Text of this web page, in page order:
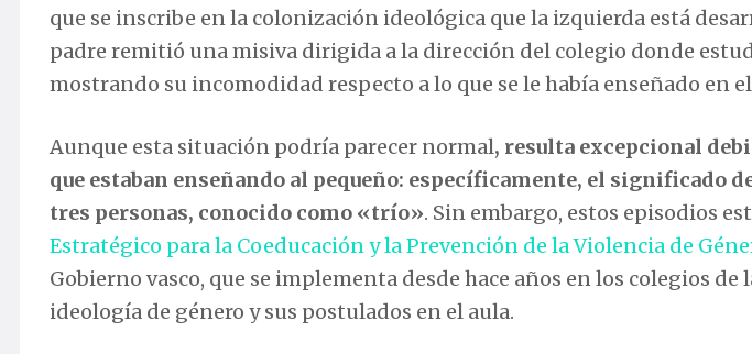
que se inscribe en la colonización ideológica que la izquierda está
padre remitió una misiva dirigida a la dirección del colegio donde
mostrando su incomodidad respecto a lo que se le había enseñado en
Aunque esta situación podría parecer normal, resulta excepcional
que estaban enseñando al pequeño: específicamente, el significado
tres personas, conocido como «trío». Sin embargo, estos episodios
Estratégico para la Coeducación y la Prevención de la Violencia de
Gobierno vasco, que se implementa desde hace años en los colegios
ideología de género y sus postulados en el aula.